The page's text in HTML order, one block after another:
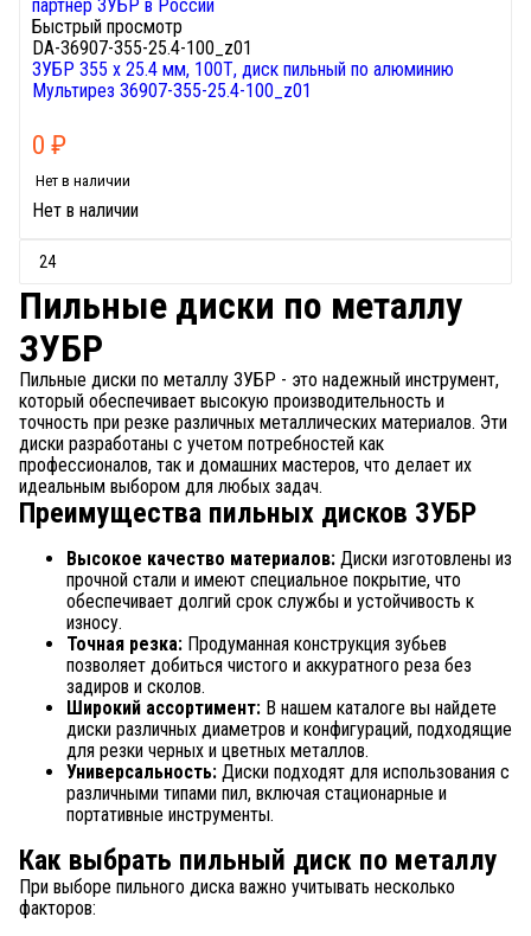
Быстрый просмотр
DA-36907-355-25.4-100_z01
ЗУБР 355 х 25.4 мм, 100Т, диск пильный по алюминию
Мультирез 36907-355-25.4-100_z01
0 ₽
Нет в наличии
Нет в наличии
Пильные диски по металлу
ЗУБР
Пильные диски по металлу ЗУБР - это надежный инструмент,
который обеспечивает высокую производительность и
точность при резке различных металлических материалов. Эти
диски разработаны с учетом потребностей как
профессионалов, так и домашних мастеров, что делает их
идеальным выбором для любых задач.
Преимущества пильных дисков ЗУБР
Высокое качество материалов: Диски изготовлены из
прочной стали и имеют специальное покрытие, что
обеспечивает долгий срок службы и устойчивость к
износу.
Точная резка: Продуманная конструкция зубьев
позволяет добиться чистого и аккуратного реза без
задиров и сколов.
Широкий ассортимент: В нашем каталоге вы найдете
диски различных диаметров и конфигураций, подходящие
для резки черных и цветных металлов.
Универсальность: Диски подходят для использования с
различными типами пил, включая стационарные и
портативные инструменты.
Как выбрать пильный диск по металлу
При выборе пильного диска важно учитывать несколько
факторов: